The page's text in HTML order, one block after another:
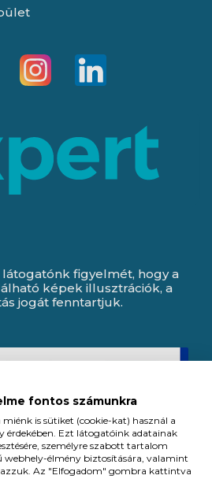
figyelmét, hogy a
képek illusztrációk, a
jogát fenntartjuk.
fontos számunkra
is sütiket (cookie-kat) használ a
érdekében. Ezt látogatóink adatainak
személyre szabott tartalom
webhely-élmény biztosítására, valamint
Az "Elfogadom" gombra kattintva